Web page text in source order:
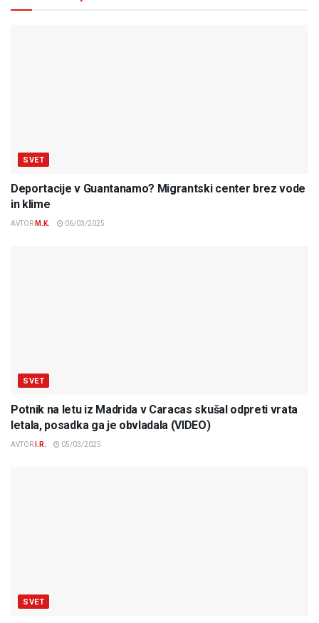
SVET
Deportacije v Guantanamo? Migrantski center brez vode
in klime
AVTOR M.K. 06/03/2025
SVET
Potnik na letu iz Madrida v Caracas skušal odpreti vrata
letala, posadka ga je obvladala (VIDEO)
AVTOR I.R. 05/03/2025
SVET